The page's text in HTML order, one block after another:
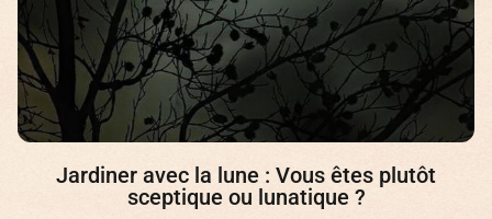
Jardiner avec la lune : Vous êtes plutôt
sceptique ou lunatique ?